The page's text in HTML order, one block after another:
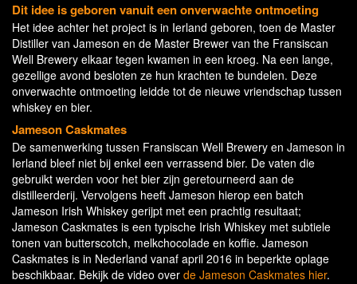
Dit idee is geboren vanuit een onverwachte ontmoeting
Het idee achter het project is in Ierland geboren, toen de Master
Distiller van Jameson en de Master Brewer van the Fransiscan
Well Brewery elkaar tegen kwamen in een kroeg. Na een lange,
gezellige avond besloten ze hun krachten te bundelen. Deze
onverwachte ontmoeting leidde tot de nieuwe vriendschap tussen
whiskey en bier.
Jameson Caskmates
De samenwerking tussen Fransiscan Well Brewery en Jameson in
Ierland bleef niet bij enkel een verrassend bier. De vaten die
gebruikt werden voor het bier zijn geretourneerd aan de
distilleerderij. Vervolgens heeft Jameson hierop een batch
Jameson Irish Whiskey gerijpt met een prachtig resultaat;
Jameson Caskmates is een typische Irish Whiskey met subtiele
tonen van butterscotch, melkchocolade en koffie. Jameson
Caskmates is in Nederland vanaf april 2016 in beperkte oplage
beschikbaar. Bekijk de video over de Jameson Caskmates hier.